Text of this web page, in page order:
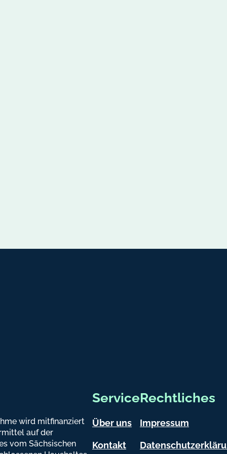
wird mitfinanziert
auf der
vom Sächsischen
Service
Über uns
Kontakt
Rechtliches
Impressum